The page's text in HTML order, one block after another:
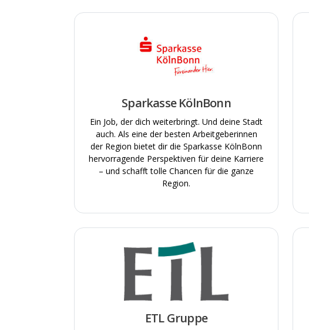
Sparkasse KölnBonn
Ein Job, der dich weiterbringt. Und deine Stadt
auch. Als eine der besten Arbeitgeberinnen
der Region bietet dir die Sparkasse KölnBonn
hervorragende Perspektiven für deine Karriere
– und schafft tolle Chancen für die ganze
Region.
ETL Gruppe